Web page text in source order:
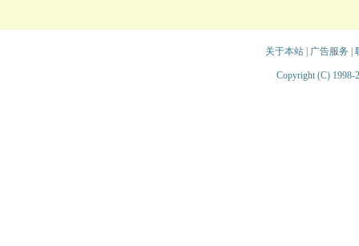
关于本站| 广告服务
Copyright (C) 1998-